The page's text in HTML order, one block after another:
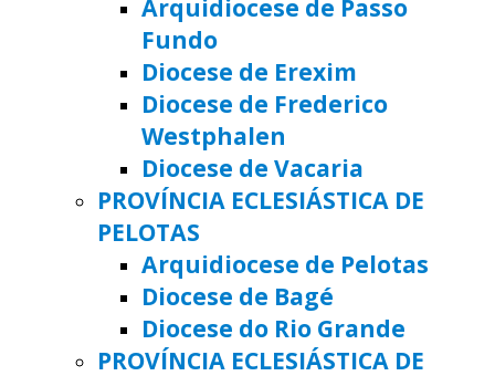
Arquidiocese de Passo
Fundo
Diocese de Erexim
Diocese de Frederico
Westphalen
Diocese de Vacaria
PROVÍNCIA ECLESIÁSTICA DE
PELOTAS
Arquidiocese de Pelotas
Diocese de Bagé
Diocese do Rio Grande
PROVÍNCIA ECLESIÁSTICA DE